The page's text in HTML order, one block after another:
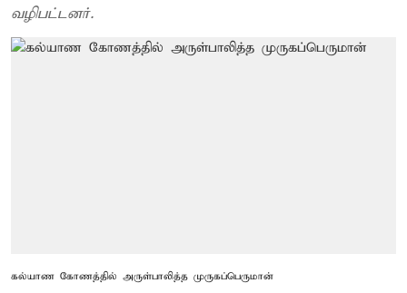
வழிபட்டனர்.
கல்யாண கோணத்தில் அருள்பாலித்த முருகப்பெருமான்